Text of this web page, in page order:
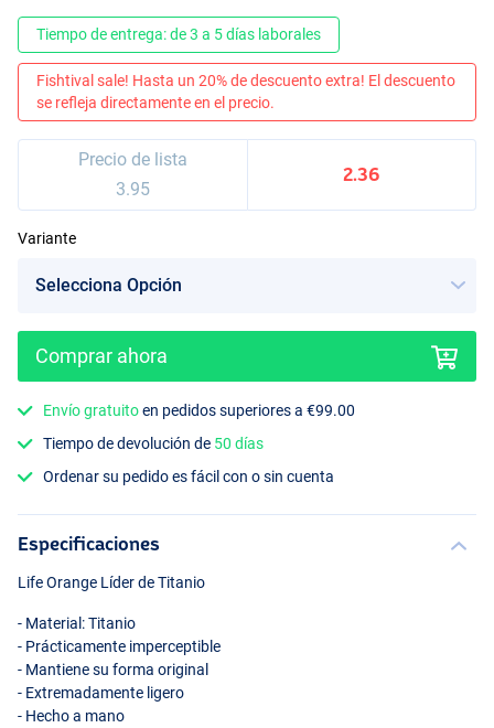
Tiempo de entrega: de 3 a 5 días laborales
Fishtival sale! Hasta un 20% de descuento extra! El descuento
se refleja directamente en el precio.
Precio de lista
3.95
2.36
Variante
Comprar ahora
Envío gratuitoen pedidos superiores a €99.00
Tiempo de devolución de 50 días
Ordenar su pedido es fácil con o sin cuenta
Especificaciones
Life Orange Líder de Titanio
- Material: Titanio
- Prácticamente imperceptible
- Mantiene su forma original
- Extremadamente ligero
- Hecho a mano